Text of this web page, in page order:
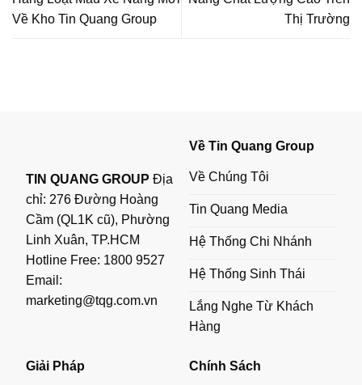
Về Kho Tin Quang Group
Thị Trường
TIN QUANG GROUP Địa
chỉ: 276 Đường Hoàng
Cầm (QL1K cũ), Phường
Linh Xuân, TP.HCM
Hotline Free: 1800 9527
Email:
marketing@tqg.com.vn
Về Tin Quang Group
Về Chúng Tôi
Tin Quang Media
Hệ Thống Chi Nhánh
Hệ Thống Sinh Thái
Lắng Nghe Từ Khách
Hàng
Giải Pháp Chính Sách